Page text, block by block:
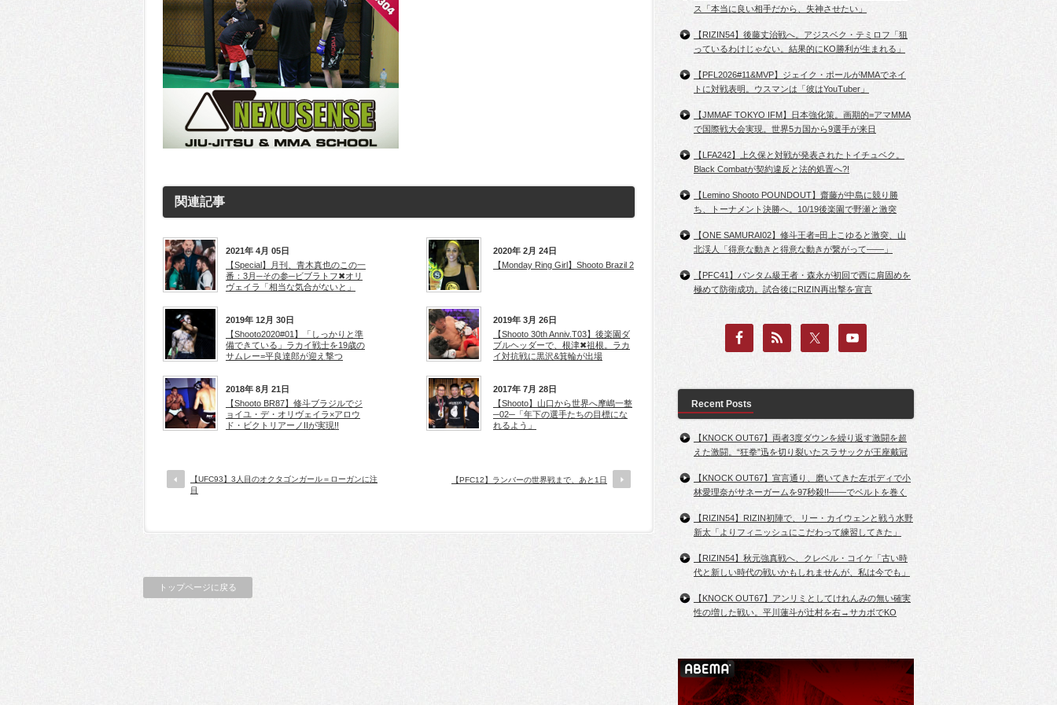
関連記事
2021年 4月 05日
【Special】月刊、青木真也のこの一
番：3月─その参─ビブラトフ✖オリ
ヴェイラ「相当な気合がないと」
2020年 2月 24日
【Monday Ring Girl】Shooto Brazil 2
2019年 12月 30日
【Shooto2020#01】「しっかりと準
備できている」ラカイ戦士を19歳の
サムレー=平良達郎が迎え撃つ
2019年 3月 26日
【Shooto 30th Anniv.T03】後楽園ダ
ブルヘッダーで、根津✖祖根。ラカ
イ対抗戦に黒沢&箕輪が出場
2018年 8月 21日
【Shooto BR87】修斗ブラジルでジ
ョイユ・デ・オリヴェイラ×アロウ
ド・ビクトリアーノIIが実現!!
2017年 7月 28日
【Shooto】山口から世界へ摩嶋一整
─02─「年下の選手たちの目標にな
れるよう」
【UFC93】3人目のオクタゴンガール＝ローガンに注
目
【PFC12】ランバーの世界戦まで、あと1日
トップページに戻る
ス「本当に良い相手だから、失神させたい」
【RIZIN54】後藤丈治戦へ。アジスベク・テミロフ「狙
っているわけじゃない。結果的にKO勝利が生まれる」
【PFL2026#11&MVP】ジェイク・ポールがMMAでネイ
トに対戦表明。ウスマンは「彼はYouTuber」
【JMMAF TOKYO IFM】日本強化策。画期的=アマMMA
で国際戦大会実現。世界5カ国から9選手が来日
【LFA242】上久保と対戦が発表されたトイチュベク。
Black Combatが契約違反と法的処置へ?!
【Lemino Shooto POUNDOUT】齋藤が中島に競り勝
ち、トーナメント決勝へ。10/19後楽園で野瀬と激突
【ONE SAMURAI02】修斗王者=田上こゆると激突、山
北渓人「得意な動きと得意な動きが繋がって――」
【PFC41】バンタム級王者・森永が初回で西に肩固めを
極めて防衛成功。試合後にRIZIN再出撃を宣言
Recent Posts
【KNOCK OUT67】両者3度ダウンを繰り返す激闘を超
えた激闘。“狂拳”迅を切り裂いたスラサックが王座戴冠
【KNOCK OUT67】宣言通り、磨いてきた左ボディで小
林愛理奈がサネーガームを97秒殺!!――でベルトを巻く
【RIZIN54】RIZIN初陣で、リー・カイウェンと戦う水野
新太「よりフィニッシュにこだわって練習してきた」
【RIZIN54】秋元強真戦へ、クレベル・コイケ「古い時
代と新しい時代の戦いかもしれませんが、私は今でも」
【KNOCK OUT67】アンリミとしてけれんみの無い確実
性の増した戦い。平川蓮斗が辻村を右→サカボでKO